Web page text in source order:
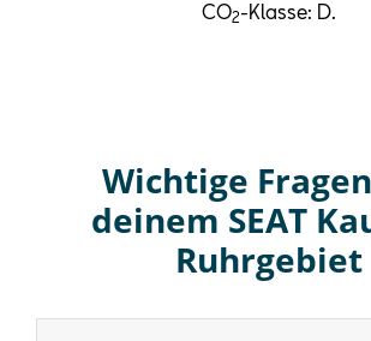
CO2-Klasse: D.
Wichtige
deinem SEAT
Ruhrgebiet